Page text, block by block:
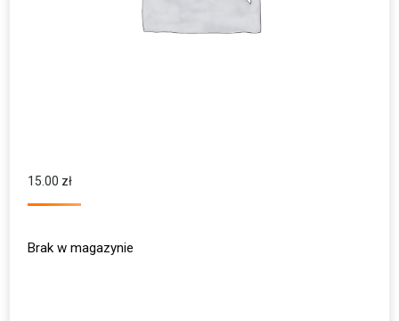
15.00 zł
Brak w magazynie